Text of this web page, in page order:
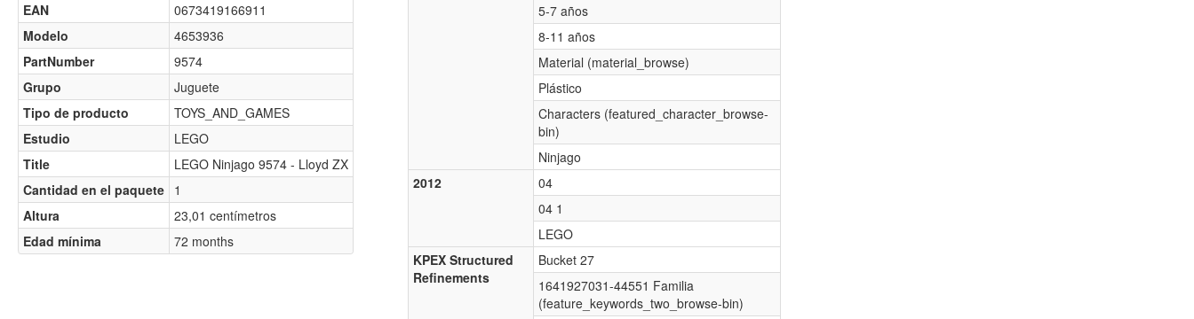
EAN
0673419166911
Modelo
4653936
PartNumber
9574
Grupo
Juguete
Tipo de producto
TOYS_AND_GAMES
Estudio
LEGO
Title
LEGO Ninjago 9574 - Lloyd ZX
Cantidad en el paquete 1
Altura
23,01 centímetros
Edad mínima
72 months
5-7 años
8-11 años
Material (material_browse)
Plástico
Characters (featured_character_browse-
bin)
Ninjago
2012
04
04 1
LEGO
KPEX Structured
Refinements
Bucket 27
1641927031-44551 Familia
(feature_keywords_two_browse-bin)